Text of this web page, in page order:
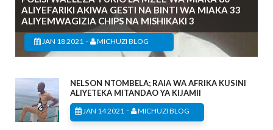
ALIYEFARIKI AKIWA GESTI NA BINTI WA MIAKA 33
ALIYEMWAGIZIA CHIPS NA MISHIKAKI 3
JAN 18 2021 - MICHUZI BLOG
NELSON NTOMBELA; RAIA WA AFRIKA KUSINI
ALIYETEKA MITANDAO YA KIJAMII
JAN 14 2021 - MICHUZI BLOG